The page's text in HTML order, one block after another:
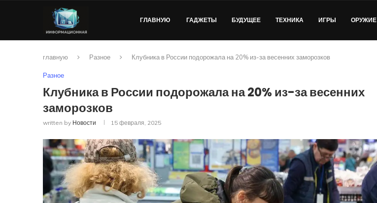
ГЛАВНУЮ ГАДЖЕТЫ БУДУЩЕЕ ТЕХНИКА ИГРЫ ОРУЖИЕ
главную Разное Клубника в России подорожала на 20% из-за весенних заморозков
Разное
Клубника в России подорожала на 20% из-за весенних
заморозков
written by Новости 15 февраля, 2025